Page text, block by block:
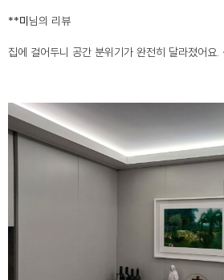
**미 님의 리뷰
집에 걸어두니 공간 분위기가 완전히 달라졌어요.